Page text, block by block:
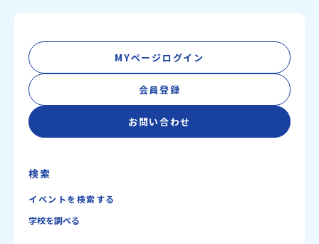
MYページログイン
会員登録
お問い合わせ
検索
イベントを検索する
学校を調べる